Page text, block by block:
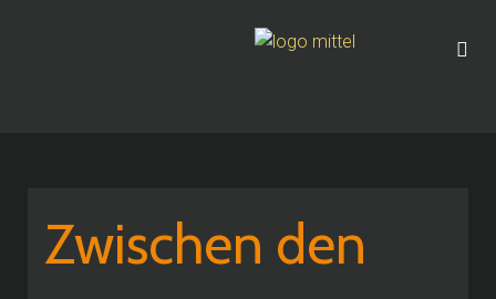
Zwischen den